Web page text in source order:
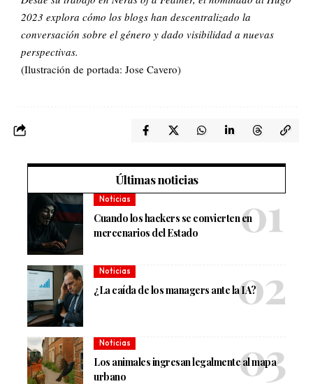
2023 explora cómo los blogs han descentralizado la
conversación sobre el género y dado visibilidad a nuevas
perspectivas.
(Ilustración de portada: Jose Cavero)
Últimas noticias
Noticias
Cuando los hackers se convierten en
mercenarios del Estado
Noticias
¿La caída de los managers ante la IA?
Noticias
Los animales ingresan legalmente al mapa
urbano